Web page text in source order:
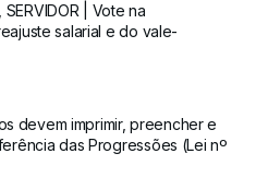
SERVIDOR | Vote na
salarial e do vale-
devem imprimir, preencher e
das Progressões (Lei nº